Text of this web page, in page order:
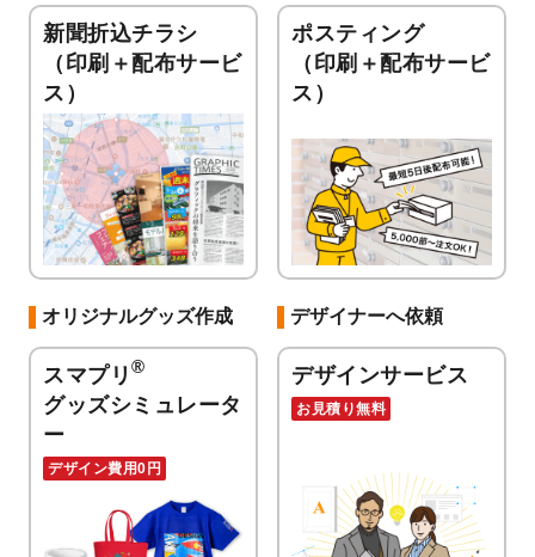
新聞折込チラシ
（印刷＋配布サービ
ス）
ポスティング
（印刷＋配布サービ
ス）
オリジナルグッズ作成
スマプリ ®
グッズシミュレータ
ー
デザイン費用0円
デザイナーへ依頼
デザインサービス
お見積り無料